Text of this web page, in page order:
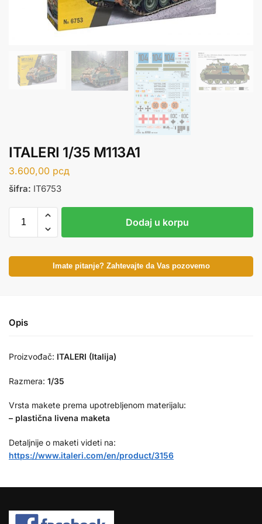
ITALERI 1/35 M113A1
3.600,00 рсд
šifra: IT6753
Dodaj u korpu
Imate pitanje? Zahtevajte da Vas pozovemo
Opis
Proizvođač: ITALERI (Italija)
Razmera: 1/35
Vrsta makete prema upotrebljenom materijalu:
– plastična livena maketa
Detaljnije o maketi videti na:
https://www.italeri.com/en/product/3156